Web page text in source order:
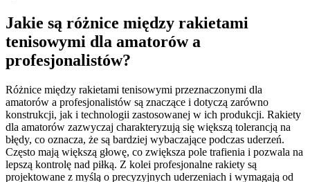
Jakie są różnice między rakietami
tenisowymi dla amatorów a
profesjonalistów?
Różnice między rakietami tenisowymi przeznaczonymi dla
amatorów a profesjonalistów są znaczące i dotyczą zarówno
konstrukcji, jak i technologii zastosowanej w ich produkcji. Rakiety
dla amatorów zazwyczaj charakteryzują się większą tolerancją na
błędy, co oznacza, że są bardziej wybaczające podczas uderzeń.
Często mają większą głowę, co zwiększa pole trafienia i pozwala na
lepszą kontrolę nad piłką. Z kolei profesjonalne rakiety są
projektowane z myślą o precyzyjnych uderzeniach i wymagają od